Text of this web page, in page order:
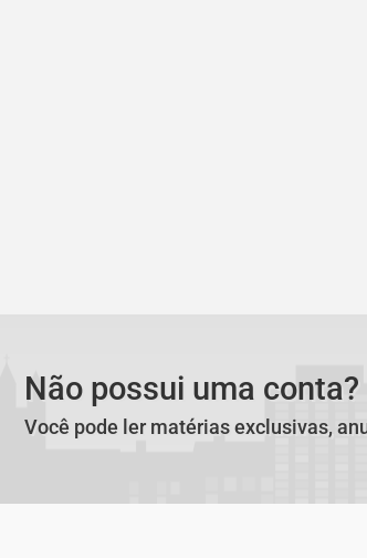
Não possui uma conta?
Você pode ler matérias exclusivas,